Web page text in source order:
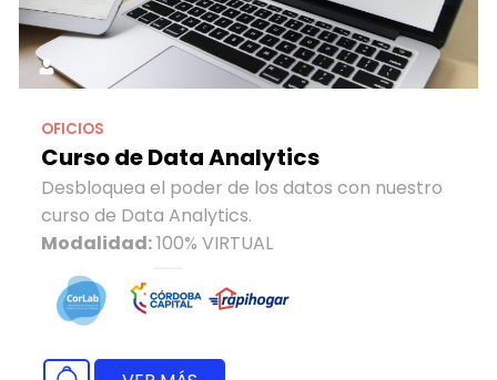
OFICIOS
Curso de Data Analytics
Desbloquea el poder de los datos con nuestro
curso de Data Analytics.
Modalidad:100% VIRTUAL